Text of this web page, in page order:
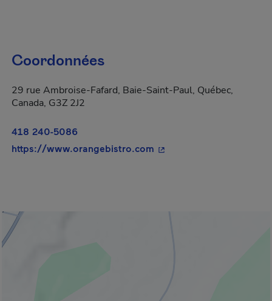
Coordonnées
29 rue Ambroise-Fafard, Baie-Saint-Paul, Québec,
Canada, G3Z 2J2
418 240-5086
https://www.orangebistro.com - Cet hyperlien s'ouvrira